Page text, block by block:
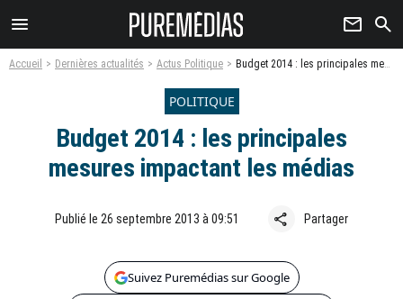
menu newsletter search
Accueil Dernières actualités Actus Politique Budget 2014 : les principales mesures impactant les médias
POLITIQUE
Budget 2014 : les principales
mesures impactant les médias
Publié le 26 septembre 2013 à 09:51 share Partager
Suivez Puremédias sur Google